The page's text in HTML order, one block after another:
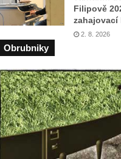
Filipově
zahajovací
2. 8. 2026
Obrubniky